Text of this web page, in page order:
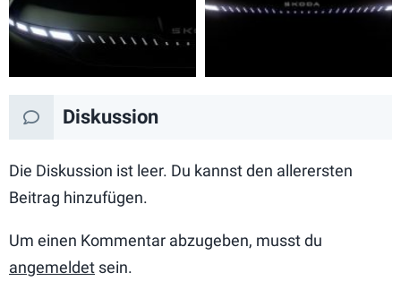
Diskussion
Die Diskussion ist leer. Du kannst den allerersten
Beitrag hinzufügen.
Um einen Kommentar abzugeben, musst du
angemeldet sein.